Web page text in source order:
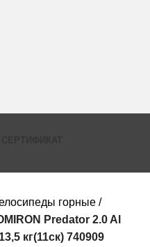
горные
Predator 2.0 Al
кг(11ск) 740909